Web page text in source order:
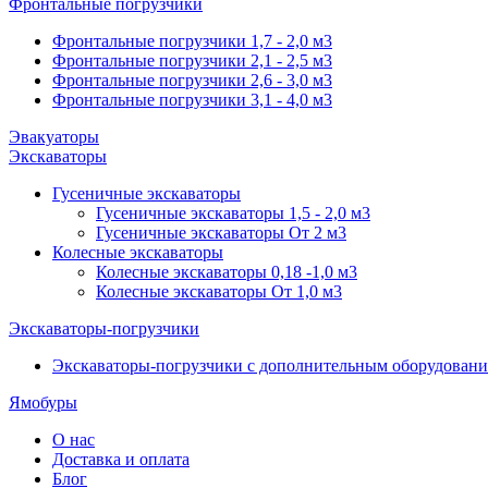
Фронтальные погрузчики
Фронтальные погрузчики 1,7 - 2,0 м3
Фронтальные погрузчики 2,1 - 2,5 м3
Фронтальные погрузчики 2,6 - 3,0 м3
Фронтальные погрузчики 3,1 - 4,0 м3
Эвакуаторы
Экскаваторы
Гусеничные экскаваторы
Гусеничные экскаваторы 1,5 - 2,0 м3
Гусеничные экскаваторы От 2 м3
Колесные экскаваторы
Колесные экскаваторы 0,18 -1,0 м3
Колесные экскаваторы От 1,0 м3
Экскаваторы-погрузчики
Экскаваторы-погрузчики с дополнительным
Ямобуры
О нас
Доставка и оплата
Блог